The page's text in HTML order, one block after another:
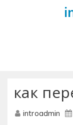
как
introadmin